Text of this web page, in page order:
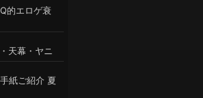
的エロゲ衰
天幕・ヤニ
紙ご紹介 夏